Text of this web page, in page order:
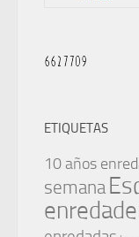
ETIQUETAS
10 años
semana